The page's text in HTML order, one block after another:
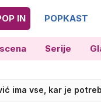
IN POPKAST
Serije
ima vse, kar je
brez Dončića, a z